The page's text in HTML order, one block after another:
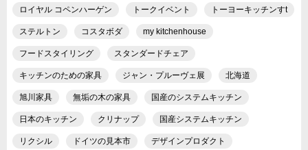
ロイヤル コペンハーゲン トークイベント トーヨーキッチンすt
ステルトン コスタボダ my kitchenhouse
フードスタイリング スタンダードチェア
キッチンのための家具 ジャン・プルーヴェ展 北海道
旭川家具 無垢の木の家具 国産のシステムキッチン
日本のキッチン クリナップ 国産システムキッチン
リクシル ドイツの見本市 デザインプロダクト